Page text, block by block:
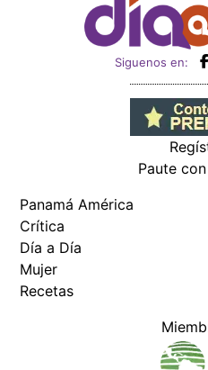
Siguenos en:
Paute
Panamá América
Crítica
Día a Día
Mujer
Recetas